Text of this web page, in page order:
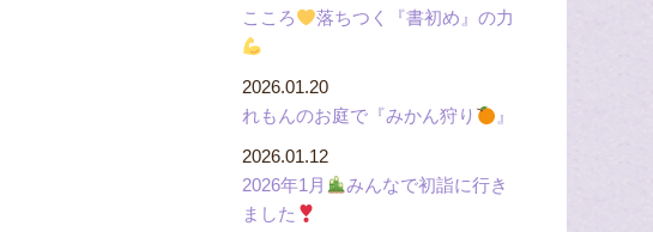
こころ 落ちつく『書初め』の力
れもんのお庭で『みかん狩り 』
2026.01.20
2026年1月
みんなで初詣に行き
ました
2026.01.12